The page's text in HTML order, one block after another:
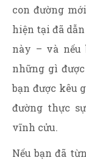
con đường
hiện tại đã
này – và nếu
những gì
bạn được kêu
đường thực
vĩnh cửu.
Nếu bạn đã